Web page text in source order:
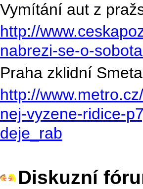
Vymítání aut z
http://
nabrezi-se-o-
Praha zklidní
http://
nej-vyzene-ridice-
deje_rab
Diskuzní